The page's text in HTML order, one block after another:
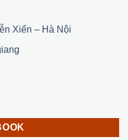
Xiển – Hà Nội